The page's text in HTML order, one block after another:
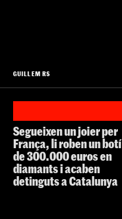
GUILLEM RS
Segueixen un joier per
França, li roben un botí
de 300.000 euros en
diamants i acaben
detinguts a Catalunya